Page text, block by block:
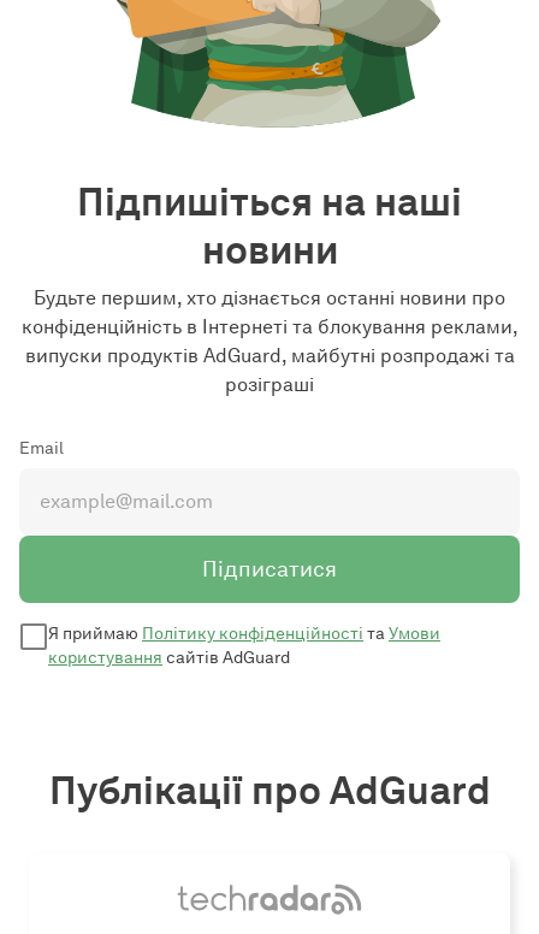
Підпишіться на наші
новини
Будьте першим, хто дізнається останні новини про
конфіденційність в Інтернеті та блокування реклами,
випуски продуктів AdGuard, майбутні розпродажі та
розіграші
Email
Підписатися
Я приймаю Політику конфіденційності таУмови
користування сайтів AdGuard
Публікації про AdGuard